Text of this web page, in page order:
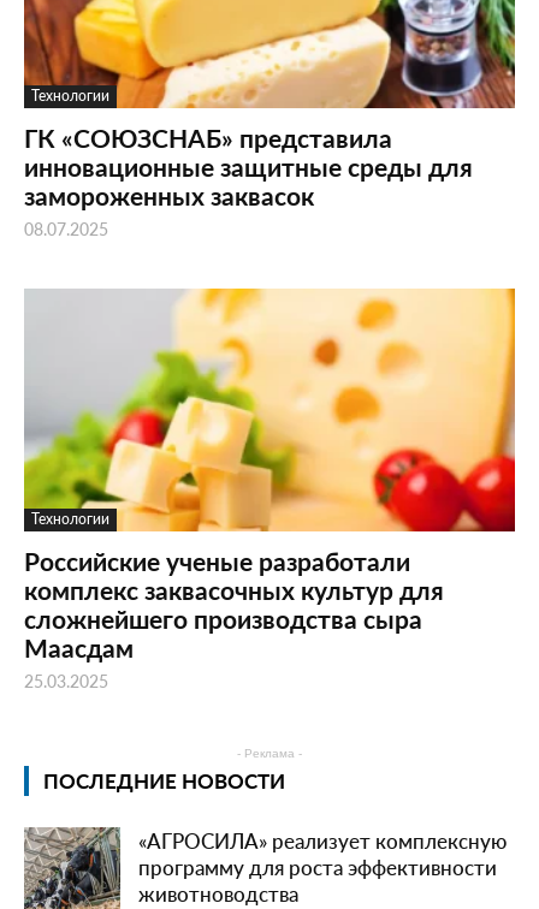
Технологии
ГК «СОЮЗСНАБ» представила
инновационные защитные среды для
замороженных заквасок
08.07.2025
Технологии
Российские ученые разработали
комплекс заквасочных культур для
сложнейшего производства сыра
Маасдам
25.03.2025
- Реклама -
ПОСЛЕДНИЕ НОВОСТИ
«АГРОСИЛА» реализует комплексную
программу для роста эффективности
животноводства